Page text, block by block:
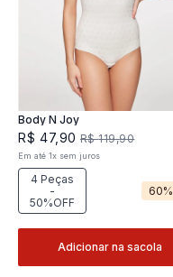
Body N Joy
R$ 47,90 R$ 119,90
Em até1x sem juros
4 Peças
-
50%OFF
60%
Adicionar na sacola